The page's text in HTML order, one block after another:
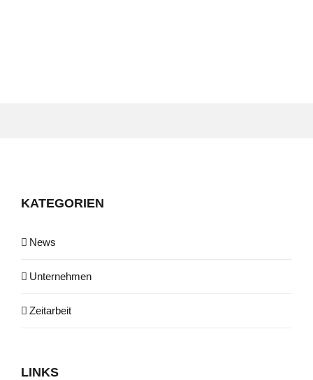
KATE­GO­RIEN
News
Unternehmen
Zeitarbeit
LINKS